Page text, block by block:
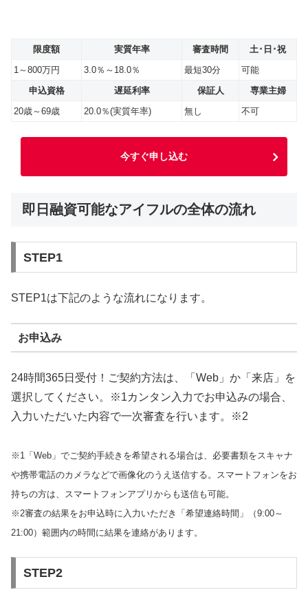
限度額 実質年率 審査時間
土･日･祝
1～800万円
3.0％～18.0％ 最短30分
可能
申込資格
遅延利率 保証人
専業主婦
20歳～69歳
20.0％(実質年率) 無し 不可
今すぐ申し込む
即日融資可能なアイフルの全体の流れ
STEP1
STEP1は下記のような流れになります。
お申込み
24時間365日受付！ご契約方法は、「Web」か「来店」を
選択してください。※1カンタン入力でお申込みの場合、
入力いただいた内容で一次審査を行います。※2
※1「Web」でご契約手続きを希望される場合は、必要書類をスキャナ
や携帯電話のカメラなどで画像化のうえ送信する。スマートフォンをお
持ちの方は、スマートフォンアプリからも送信も可能。
※2審査の結果をお申込時に入力いただき「希望連絡時間」（9:00～
21:00）範囲内の時間に結果を連絡があります。
STEP2